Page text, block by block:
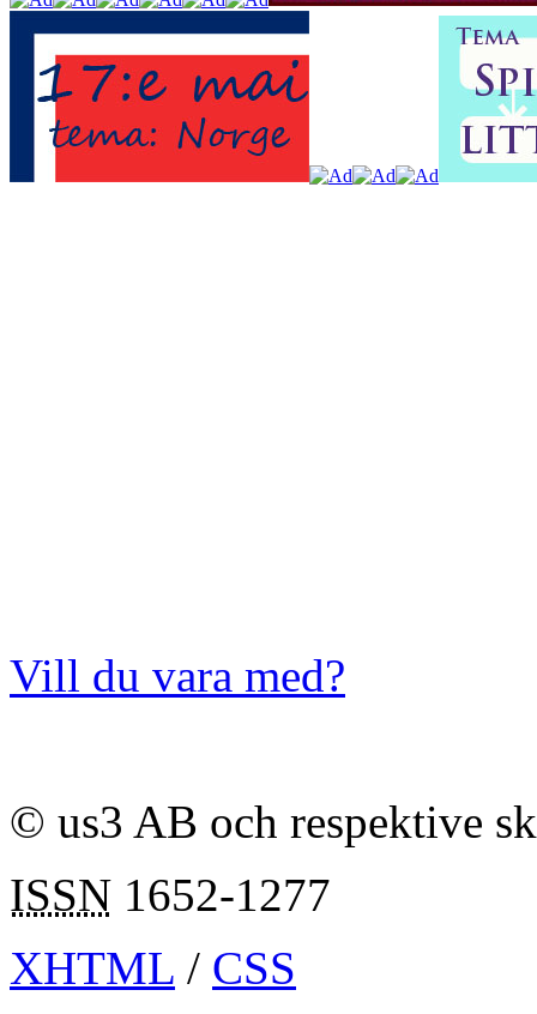
Vill du vara med?
© us3 AB och respektive
ISSN 1652-1277
XHTML / CSS